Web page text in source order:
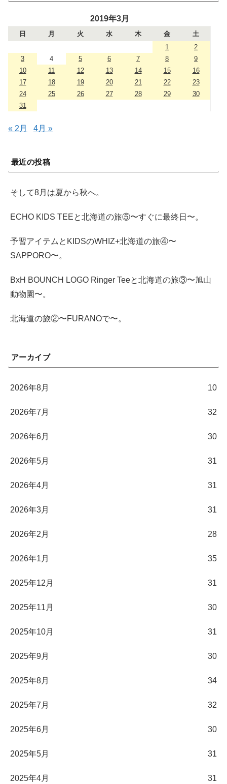
2019年3月
日 月 火 水 木 金
土
1
2
3
4 5 6 7 8
9
10
11 12 13 14 15
16
17
18 19 20 21 22
23
24
25 26 27 28 29
30
31
« 2月 4月 »
最近の投稿
そして8月は夏から秋へ。
ECHO KIDS TEEと北海道の旅⑤〜すぐに最終日〜。
予習アイテムとKIDSのWHIZ+北海道の旅④〜
SAPPORO〜。
BxH BOUNCH LOGO Ringer Teeと北海道の旅③〜旭山
動物園〜。
北海道の旅②〜FURANOで〜。
アーカイブ
2026年8月 10
2026年7月 32
2026年6月 30
2026年5月 31
2026年4月 31
2026年3月 31
2026年2月 28
2026年1月 35
2025年12月 31
2025年11月 30
2025年10月 31
2025年9月 30
2025年8月 34
2025年7月 32
2025年6月 30
2025年5月 31
2025年4月 31